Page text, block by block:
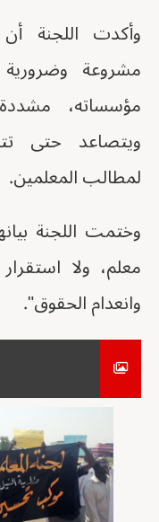
وأكدت اللجنة
مشروعة وضرورية
مؤسساته،
ويتصاعد حتى
لمطالب المعلمين.
وختمت اللجنة
معلم، ولا
وانعدام الحقوق".